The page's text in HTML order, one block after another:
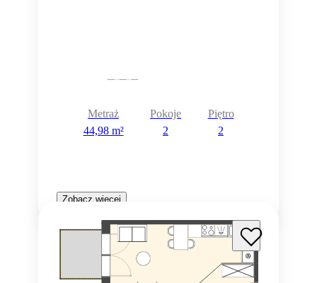
Metraż
44,98 m²
Pokoje
2
Piętro
2
Zobacz więcej